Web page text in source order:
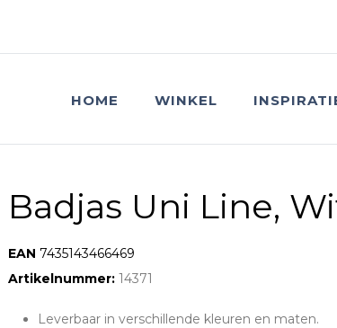
HOME WINKEL
Badjas Uni Line,
EAN: 7435143466469
Artikelnummer: 14371
Leverbaar in verschillende kleuren en maten.